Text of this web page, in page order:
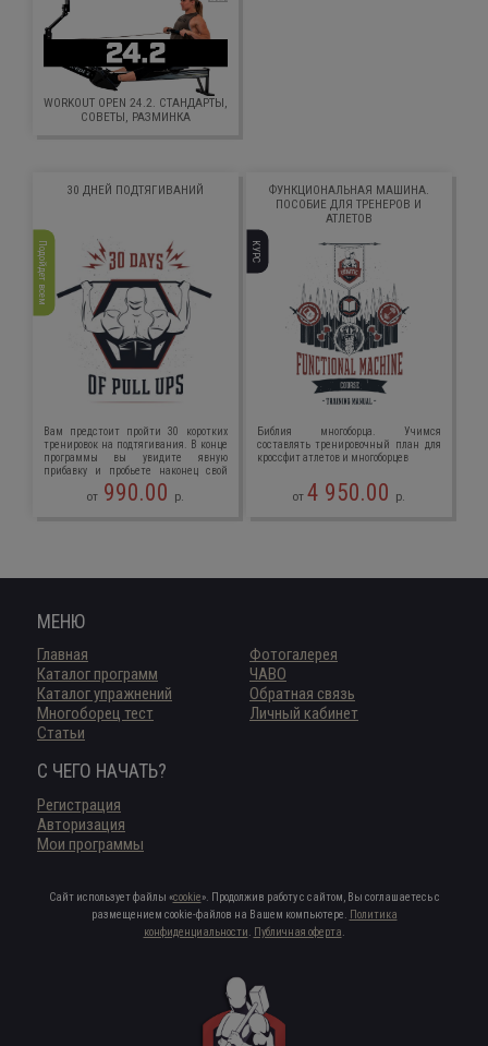
WORKOUT OPEN 24.2. СТАНДАРТЫ,
СОВЕТЫ, РАЗМИНКА
30 ДНЕЙ ПОДТЯГИВАНИЙ
Подойдет всем
Вам предстоит пройти 30 коротких
тренировок на подтягивания. В конце
программы вы увидите явную
прибавку и пробьете наконец свой
от 990.00 р.
ФУНКЦИОНАЛЬНАЯ МАШИНА.
ПОСОБИЕ ДЛЯ ТРЕНЕРОВ И
АТЛЕТОВ
КУРС
Библия многоборца. Учимся
составлять тренировочный план для
кроссфит атлетов и многоборцев
от4 950.00 р.
МЕНЮ
Главная
Каталог программ
Каталог упражнений
Многоборец тест
Статьи
Фотогалерея
ЧАВО
Обратная связь
Личный кабинет
С ЧЕГО НАЧАТЬ?
Регистрация
Авторизация
Мои программы
Сайт использует файлы «cookie». Продолжив работу с сайтом, Вы соглашаетесь с
размещением cookie-файлов на Вашем компьютере. Политика
конфиденциальности. Публичная оферта.